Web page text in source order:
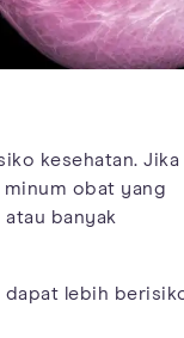
kesehatan. Jika
minum obat yang
banyak
lebih